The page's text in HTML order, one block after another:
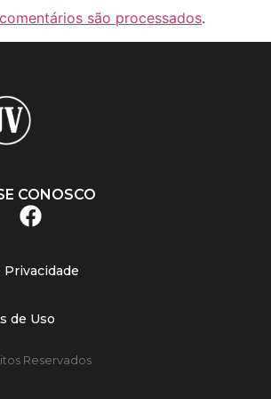
são processados.
CONOSCO
de Uso
Reservados